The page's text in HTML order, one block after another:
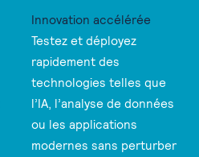
Innovation accélérée
Testez et déployez
rapidement des
technologies telles que
l’IA, l’analyse de données
ou les applications
modernes sans perturber